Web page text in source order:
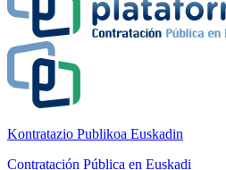
Kontratazio Publikoa Euskadin
Contratación Pública en Euskadi